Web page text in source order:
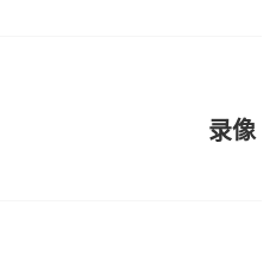
录像